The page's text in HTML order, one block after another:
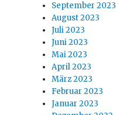
September 2023
August 2023
Juli 2023
Juni 2023
Mai 2023
April 2023
März 2023
Februar 2023
Januar 2023